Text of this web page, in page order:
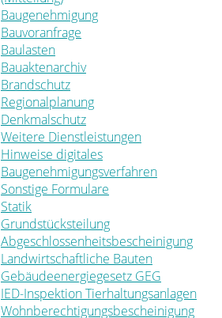
Baugenehmigung
Bauvoranfrage
Baulasten
Bauaktenarchiv
Brandschutz
Regionalplanung
Denkmalschutz
Weitere Dienstleistungen
Hinweise digitales
Baugenehmigungsverfahren
Sonstige Formulare
Statik
Grundstücksteilung
Abgeschlossenheitsbescheinigung
Landwirtschaftliche Bauten
Gebäudeenergiegesetz GEG
IED-Inspektion Tierhaltungsanlagen
Wohnberechtigungsbescheinigung